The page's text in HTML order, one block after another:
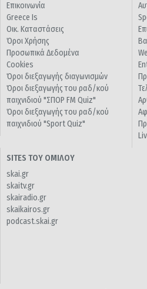
Επικοινωνία
Greece Is
Οικ. Καταστάσεις
Όροι Χρήσης
Προσωπικά Δεδομένα
Cookies
Όροι διεξαγωγής διαγωνισμών
Όροι διεξαγωγής του ραδ/κού
παιχνιδιού "ΣΠΟΡ FM Quiz"
Όροι διεξαγωγής του ραδ/κού
παιχνιδιού "Sport Quiz"
SITES ΤΟΥ ΟΜΙΛΟΥ
skai.gr
skaitv.gr
skairadio.gr
skaikairos.gr
podcast.skai.gr